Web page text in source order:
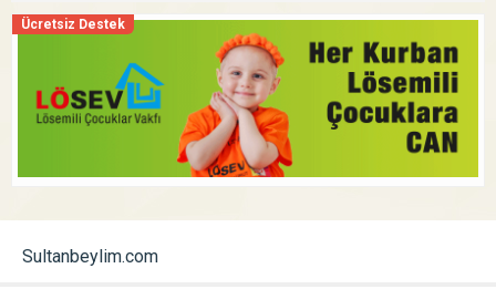
Ücretsiz Destek
Sultanbeylim.com